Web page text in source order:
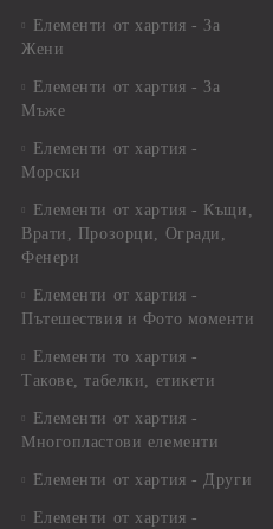
Елементи от хартия - За
Жени
Елементи от хартия - За
Мъже
Елементи от хартия -
Морски
Елементи от хартия - Къщи,
Врати, Прозорци, Огради,
Фенери
Елементи от хартия -
Пътешествия и Фото моменти
Елементи то хартия -
Такове, табелки, етикети
Елементи от хартия -
Многопластови елементи
Елементи от хартия - Други
Елементи от хартия -